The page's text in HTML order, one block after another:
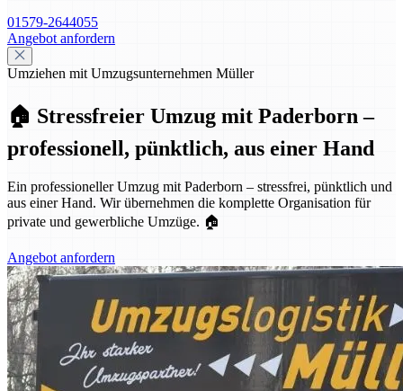
01579-2644055
Angebot anfordern
Umziehen mit Umzugsunternehmen Müller
🏠 Stressfreier Umzug mit Paderborn –
professionell, pünktlich, aus einer Hand
Ein professioneller Umzug mit Paderborn – stressfrei, pünktlich und
aus einer Hand. Wir übernehmen die komplette Organisation für
private und gewerbliche Umzüge. 🏠
Angebot anfordern